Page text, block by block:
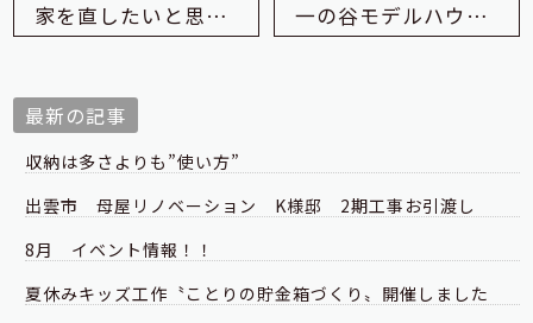
家を直したいと思ったら初動が大事
一の谷モデルハウスで撮影がありました
最新の記事
収納は多さよりも”使い方”
出雲市 母屋リノベーション K様邸 2期工事お引渡し
8月 イベント情報！！
夏休みキッズ工作〝ことりの貯金箱づくり〟開催しました